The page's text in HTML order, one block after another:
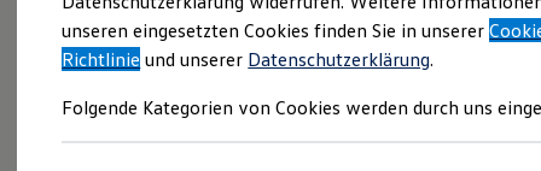
Aktuelle Angebote
E-Auto-Förderung
Volkswagen Marktplatz
Junge Gebrauchtwagen und Gebrauchtwagen
unseren eingesetzten Cookies finden Sie in unserer
Richtlinie und unserer Datenschutzerklärung.
Folgende Kategorien von Cookies werden durch uns